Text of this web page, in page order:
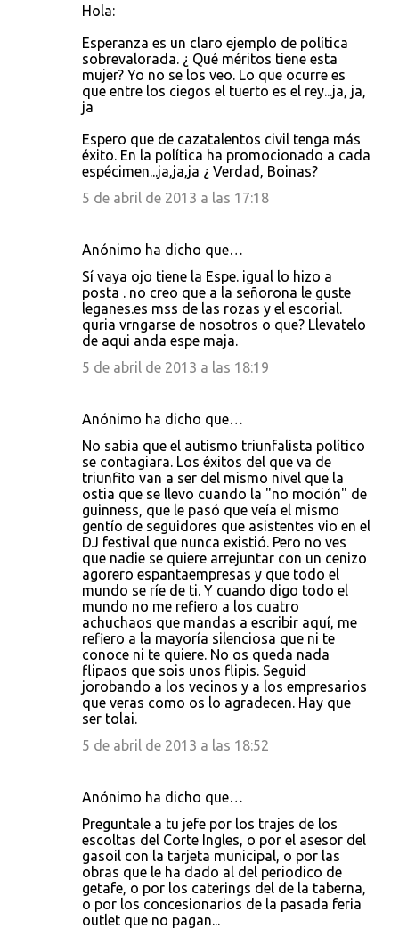
Hola:
Esperanza es un claro ejemplo de política
sobrevalorada. ¿ Qué méritos tiene esta
mujer? Yo no se los veo. Lo que ocurre es
que entre los ciegos el tuerto es el rey...ja, ja,
ja
Espero que de cazatalentos civil tenga más
éxito. En la política ha promocionado a cada
espécimen...ja,ja,ja ¿ Verdad, Boinas?
5 de abril de 2013 a las 17:18
Anónimo ha dicho que…
Sí vaya ojo tiene la Espe. igual lo hizo a
posta . no creo que a la señorona le guste
leganes.es mss de las rozas y el escorial.
quria vrngarse de nosotros o que? Llevatelo
de aqui anda espe maja.
5 de abril de 2013 a las 18:19
Anónimo ha dicho que…
No sabia que el autismo triunfalista político
se contagiara. Los éxitos del que va de
triunfito van a ser del mismo nivel que la
ostia que se llevo cuando la "no moción" de
guinness, que le pasó que veía el mismo
gentío de seguidores que asistentes vio en el
DJ festival que nunca existió. Pero no ves
que nadie se quiere arrejuntar con un cenizo
agorero espantaempresas y que todo el
mundo se ríe de ti. Y cuando digo todo el
mundo no me refiero a los cuatro
achuchaos que mandas a escribir aquí, me
refiero a la mayoría silenciosa que ni te
conoce ni te quiere. No os queda nada
flipaos que sois unos flipis. Seguid
jorobando a los vecinos y a los empresarios
que veras como os lo agradecen. Hay que
ser tolai.
5 de abril de 2013 a las 18:52
Anónimo ha dicho que…
Preguntale a tu jefe por los trajes de los
escoltas del Corte Ingles, o por el asesor del
gasoil con la tarjeta municipal, o por las
obras que le ha dado al del periodico de
getafe, o por los caterings del de la taberna,
o por los concesionarios de la pasada feria
outlet que no pagan...